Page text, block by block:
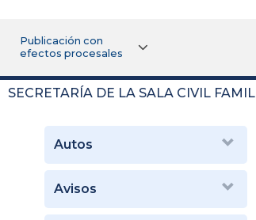
Publicación con
efectos procesales
SECRETARÍA DE LA SALA CIVIL
Autos
Avisos